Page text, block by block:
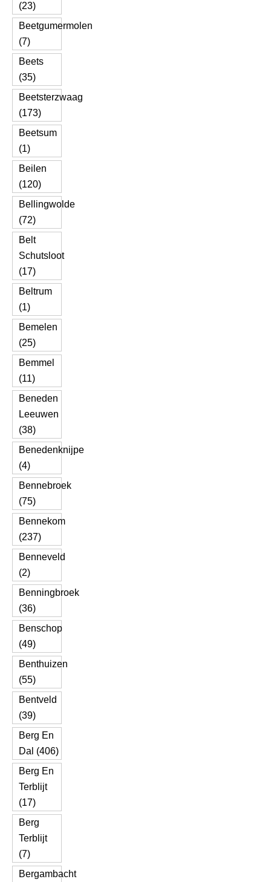
(23)
Beetgumermolen
(7)
Beets
(35)
Beetsterzwaag
(173)
Beetsum
(1)
Beilen
(120)
Bellingwolde
(72)
Belt
Schutsloot
(17)
Beltrum
(1)
Bemelen
(25)
Bemmel
(11)
Beneden
Leeuwen
(38)
Benedenknijpe
(4)
Bennebroek
(75)
Bennekom
(237)
Benneveld
(2)
Benningbroek
(36)
Benschop
(49)
Benthuizen
(55)
Bentveld
(39)
Berg En
Dal (406)
Berg En
Terblijt
(17)
Berg
Terblijt
(7)
Bergambacht